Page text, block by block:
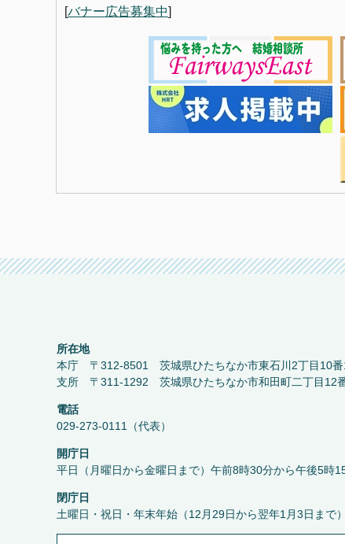
[バナー広告募集中]
所在地
本庁 〒312-8501 茨城県ひたちなか市東石川2丁目10番
支所 〒311-1292 茨城県ひたちなか市和田町二丁目12
電話
029-273-0111（代表）
開庁日
平日（月曜日から金曜日まで）午前8時30分から午後5時
閉庁日
土曜日・祝日・年末年始（12月29日から翌年1月3日まで）